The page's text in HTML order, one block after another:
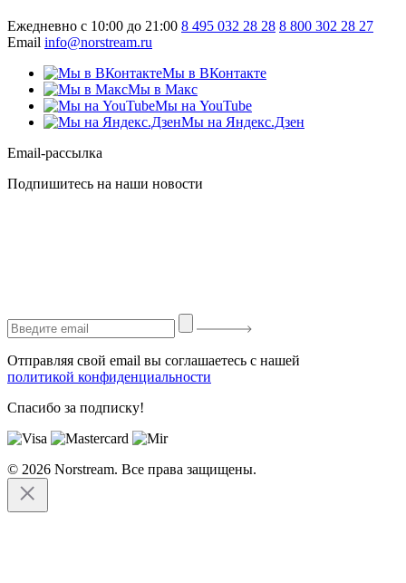
Ежедневно с 10:00 до 21:00 8 495 032 28 28 8 800 302 28 27
Email info@norstream.ru
Мы в ВКонтакте
Мы в Макс
Мы на YouTube
Мы на Яндекс.Дзен
Email-рассылка
Подпишитесь на наши новости
Отправляя свой email вы соглашаетесь с нашей
политикой конфиденциальности
Спасибо за подписку!
© 2026 Norstream. Все права защищены.